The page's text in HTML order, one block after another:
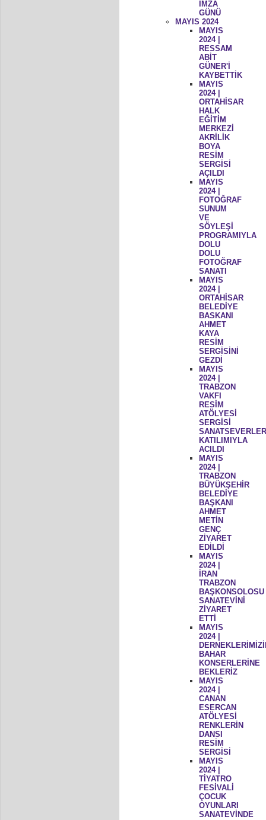
İMZA
GÜNÜ
MAYIS 2024
MAYIS
2024 |
RESSAM
ABİT
GÜNER'İ
KAYBETTİK
MAYIS
2024 |
ORTAHİSAR
HALK
EĞİTİM
MERKEZİ
AKRİLİK
BOYA
RESİM
SERGİSİ
AÇILDI
MAYIS
2024 |
FOTOĞRAF
SUNUM
VE
SÖYLEŞİ
PROGRAMIYLA
DOLU
DOLU
FOTOĞRAF
SANATI
MAYIS
2024 |
ORTAHİSAR
BELEDİYE
BASKANI
AHMET
KAYA
RESİM
SERGİSİNİ
GEZDİ
MAYIS
2024 |
TRABZON
VAKFI
RESİM
ATÖLYESİ
SERGİSİ
KATILIMIYLA
ACILDI
MAYIS
2024 |
TRABZON
BÜYÜKŞEHİR
BELEDİYE
BAŞKANI
AHMET
METİN
GENÇ
ZİYARET
EDİLDİ
MAYIS
2024 |
İRAN
TRABZON
BAŞKONSOLOSU
SANATEVİNİ
ZİYARET
ETTİ
MAYIS
2024 |
BAHAR
KONSERLERİNE
BEKLERİZ
MAYIS
2024 |
CANAN
ESERCAN
ATÖLYESİ
RENKLERİN
DANSI
RESİM
SERGİSİ
MAYIS
2024 |
TİYATRO
FESİVALİ
ÇOCUK
OYUNLARI
SANATEVİNDE